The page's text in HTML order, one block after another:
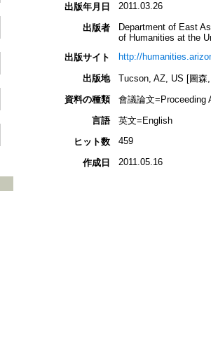
出版年月日 2011.03.26
出版者
Department of East
of Humanities at the
出版サイト
http://
出版地
Tucson, AZ, US [圖森
資料の種類
會議論文=Proceeding
言語
英文=English
ヒット数
459
作成日 2011.05.16